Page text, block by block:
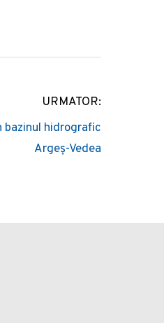
URMATOR:
bazinul hidrografic
Argeș-Vedea